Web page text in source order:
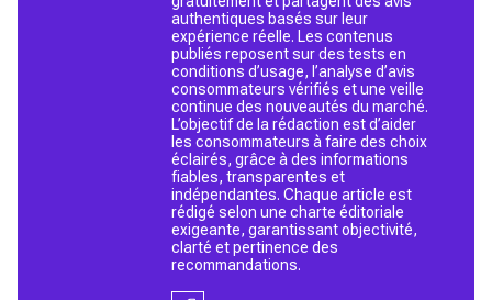
authentiques basés sur leur
expérience réelle. Les contenus
publiés reposent sur des tests en
conditions d’usage, l’analyse d’avis
consommateurs vérifiés et une veille
continue des nouveautés du marché.
L’objectif de la rédaction est d’aider
les consommateurs à faire des choix
éclairés, grâce à des informations
fiables, transparentes et
indépendantes. Chaque article est
rédigé selon une charte éditoriale
exigeante, garantissant objectivité,
clarté et pertinence des
recommandations.